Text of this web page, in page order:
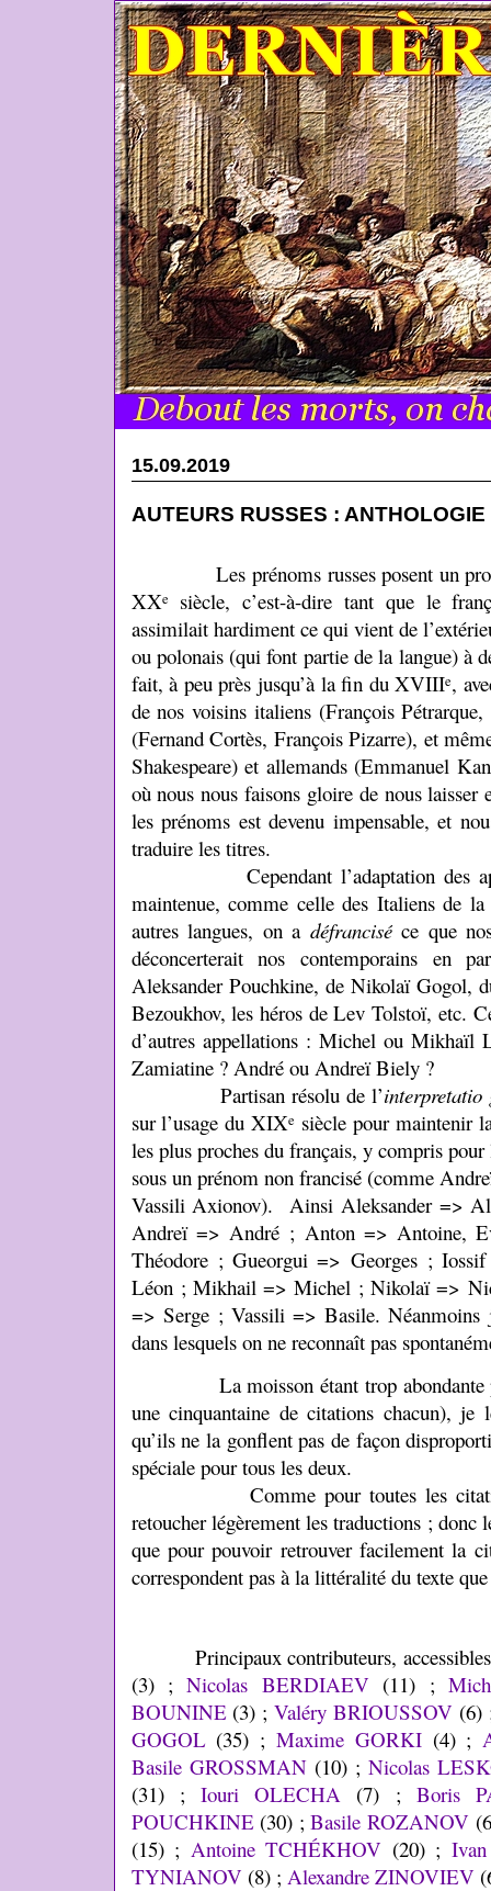
15.09.2019
AUTEURS RUSSES : ANTHOLOGIE
Les prénoms russes posent un
XXe
siècle, c’est-à-dire tant que le
assimilait hardiment ce qui vient de
ou polonais (qui font partie de la langue) à
fait, à peu près jusqu’à la fin du XVIIIe,
de nos voisins italiens (François
(Fernand Cortès, François Pizarre), et
Shakespeare) et allemands (Emmanuel
où nous nous faisons gloire de nous laisser
les prénoms est devenu impensable, et
traduire les titres.
Cependant l’adaptation des
maintenue, comme celle des Italiens de
autres langues, on a défranciséce que
déconcerterait nos contemporains en
Aleksander Pouchkine, de Nikolaï Gogol,
Bezoukhov, les héros de Lev Tolstoï, etc.
d’autres appellations : Michel ou Mikhaïl
Zamiatine ? André ou Andreï Biely ?
Partisan résolu de l’interpretatio
sur l’usage du XIXe siècle pour maintenir
les plus proches du français, y compris
sous un prénom non francisé (comme
Vassili Axionov). Ainsi Aleksander =>
Andreï => André ; Anton => Antoine,
Théodore ; Gueorgui => Georges ;
Léon ; Mikhail => Michel ; Nikolaï =>
=> Serge ; Vassili => Basile.
dans lesquels on ne reconnaît pas
La moisson étant trop abondante
une cinquantaine de citations chacun),
qu’ils ne la gonflent pas de façon
spéciale pour tous les deux.
Comme pour toutes les citations
retoucher légèrement les traductions ; donc
que pour pouvoir retrouver facilement la
correspondent pas à la littéralité du texte
Principaux contributeurs,
(3) ;Nicolas BERDIAEV (11) ;
BOUNINE(3) ;Valéry BRIOUSSOV
GOGOL(35) ; Maxime GORKI(4) ;
Basile GROSSMAN(10) ; Nicolas
(31) ; Iouri OLECHA (7) ; Boris
POUCHKINE(30) ;Basile ROZANOV
(15) ; Antoine TCHÉKHOV (20) ;
TYNIANOV (8) ; Alexandre ZINOVIEV